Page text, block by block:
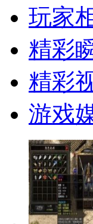
玩家
精彩
精彩
游戏